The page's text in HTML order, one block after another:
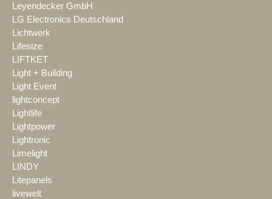
Leyendecker GmbH
LG Electronics Deutschland
Lichtwerk
Lifesize
LIFTKET
Light + Building
Light Event
lightconcept
Lightlife
Lightpower
Lightronic
Limelight
LINDY
Litepanels
livewelt